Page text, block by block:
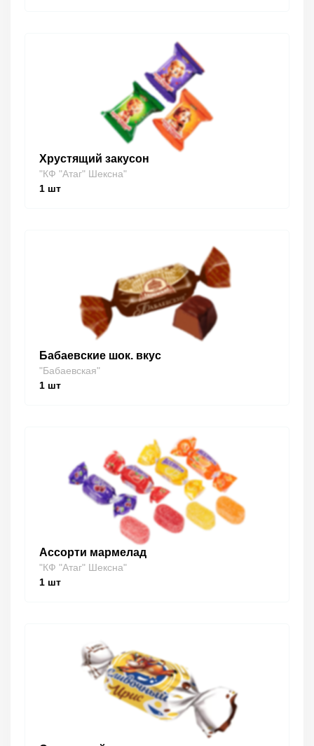
Хрустящий закусон
"КФ "Атаг" Шексна"
1 шт
Бабаевские шок. вкус
"Бабаевская"
1 шт
Ассорти мармелад
"КФ "Атаг" Шексна"
1 шт